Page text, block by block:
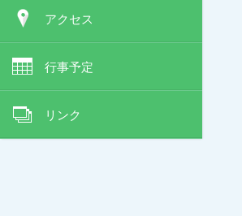
アクセス
行事予定
リンク